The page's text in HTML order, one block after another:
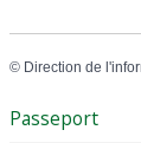
© Direction de
Passeport